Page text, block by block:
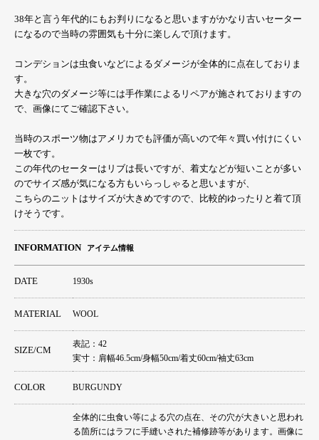
38年と言う年代的にもお判りになると思いますがかなり古いセーター
になるので当時の雰囲気も十分に楽しんで頂けます。
コンデションは虫食いなどによるダメージが全体的に点在しておりま
す。
大きな穴のダメージ等には手作業によるリペアが施されておりますの
で、画像にてご確認下さい。
当時のスポーツ物はアメリカでも評価が高いので年々買い付けにくい
一枚です。
この年代のセーターはリブは長いですが、着丈などが短いことが多い
のでサイズ感が気になる方もいらっしゃると思いますが、
こちらのニットはサイズが大きめですので、比較的ゆったりと着て頂
けそうです。
INFORMATION アイテム情報
DATE 1930s
MATERIAL WOOL
SIZE/CM
表記：42
実寸：肩幅46.5cm/身幅50cm/着丈60cm/袖丈63cm
COLOR BURGUNDY
全体的に虫食い等による穴の点在、その穴が大きいと思われ
る箇所にはラフに手縫いされた補修跡等があります。画像に